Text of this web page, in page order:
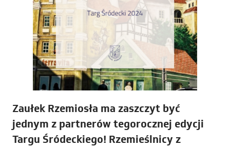
Zaułek Rzemiosła ma zaszczyt być
jednym z partnerów tegorocznej edycji
Targu Śródeckiego! Rzemieślnicy z